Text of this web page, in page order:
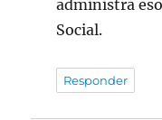
administra
Social.
Responder